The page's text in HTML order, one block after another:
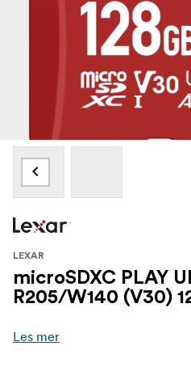
LEXAR
microSDXC PLAY
R205/W140 (V30)
Les mer